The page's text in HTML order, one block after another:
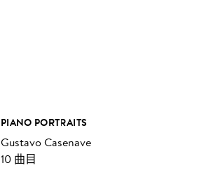
PIANO PORTRAITS
Gustavo Casenave
10 曲目